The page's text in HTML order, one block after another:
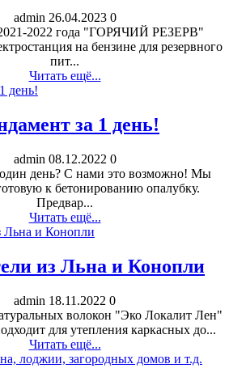
admin 26.04.2023 0
2022 года "ГОРЯЧИЙ РЕЗЕРВ"
на бензине для резервного
пит...
Читать ещё...
за 1 день!
admin 08.12.2022 0
день? С нами это возможно! Мы
к бетонированию опалубку.
Предвар...
Читать ещё...
из Льна и Конопли
admin 18.11.2022 0
волокон "Эко Локалит Лен"
для утепления каркасных до...
Читать ещё...